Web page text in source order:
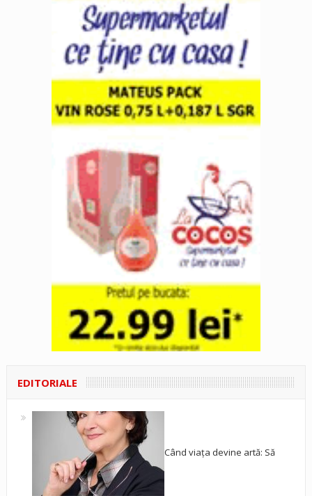
EDITORIALE
Când viața devine artă: Să